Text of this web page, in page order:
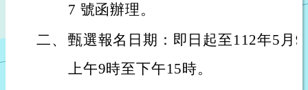
7 號函辦理。
二、 甄選報名日期：即日起至112年5月
上午9時至下午15時。